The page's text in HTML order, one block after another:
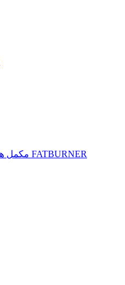
مکمل های چربی سوز ورزشی FATBURNER